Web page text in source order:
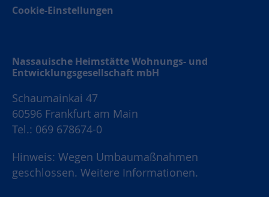
Cookie-Einstellungen
Nassauische Heimstätte Wohnungs- und
Entwicklungsgesellschaft mbH
Schaumainkai 47
60596 Frankfurt am Main
Tel.: 069 678674-0
Hinweis: Wegen Umbaumaßnahmen
geschlossen. Weitere Informationen.